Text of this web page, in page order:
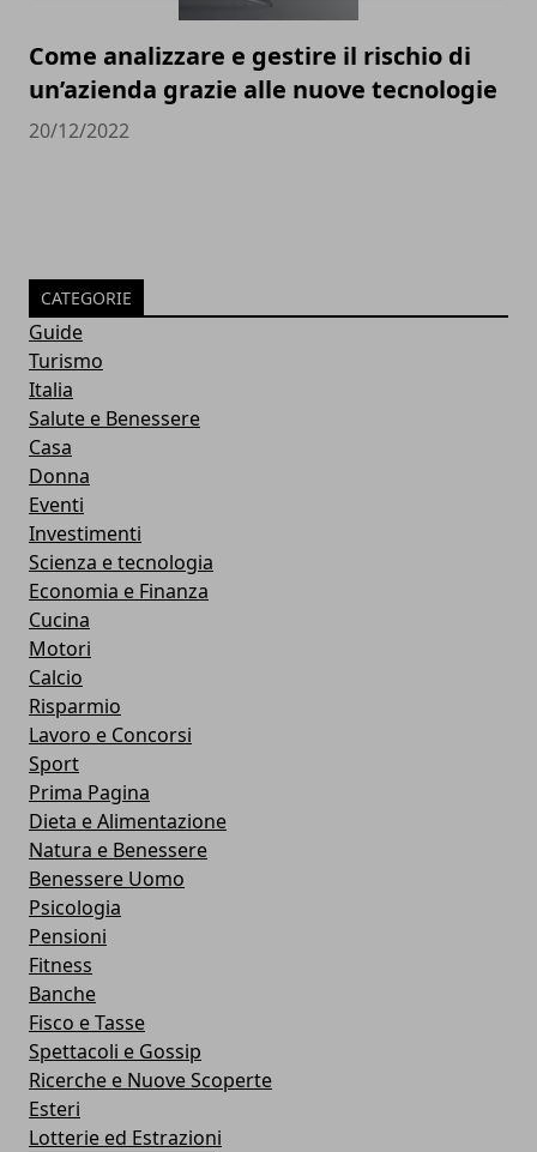
Come analizzare e gestire il rischio di
un’azienda grazie alle nuove tecnologie
20/12/2022
CATEGORIE
Guide
Turismo
Italia
Salute e Benessere
Casa
Donna
Eventi
Investimenti
Scienza e tecnologia
Economia e Finanza
Cucina
Motori
Calcio
Risparmio
Lavoro e Concorsi
Sport
Prima Pagina
Dieta e Alimentazione
Natura e Benessere
Benessere Uomo
Psicologia
Pensioni
Fitness
Banche
Fisco e Tasse
Spettacoli e Gossip
Ricerche e Nuove Scoperte
Esteri
Lotterie ed Estrazioni